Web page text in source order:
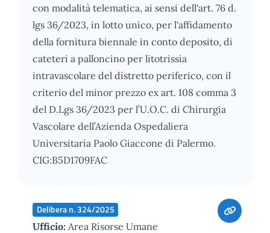
con modalità telematica, ai sensi dell'art. 76 d.
lgs 36/2023, in lotto unico, per l'affidamento
della fornitura biennale in conto deposito, di
cateteri a palloncino per litotrissia
intravascolare del distretto periferico, con il
criterio del minor prezzo ex art. 108 comma 3
del D.Lgs 36/2023 per l’U.O.C. di Chirurgia
Vascolare dell’Azienda Ospedaliera
Universitaria Paolo Giaccone di Palermo.
CIG:B5D1709FAC
Delibera n. 324/2025
Ufficio: Area Risorse Umane